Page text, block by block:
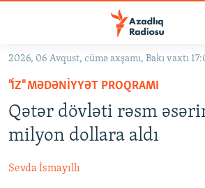
Əsas
qayıt
Əsas
naviqasiyaya
qayıt
Axtarışa
GÜNDƏM
KORRUPSIOMETR
#ƏSLINDƏ
FƏRQƏ BAX
2026, 06 Avqust, cümə axşamı, Bakı vaxtı
"İZ" MƏDƏNIYYƏT PROQRAMI
Qətər dövləti rəsm
milyon dollara aldı
Sevda İsmayıllı